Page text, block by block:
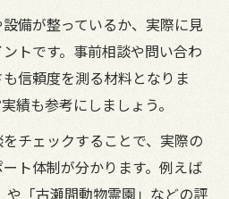
骨選択肢と供養スタイル比
るペット葬儀後の供養プラ
のメリットと留意点
ュコッカースパニエル安置
備が整っているか、実際に見
トです。事前相談や問い合わ
信頼度を測る材料となりま
績も参考にしましょう。
チェックすることで、実際の
ト体制が分かります。例えば
や「古瀬間動物霊園」などの評